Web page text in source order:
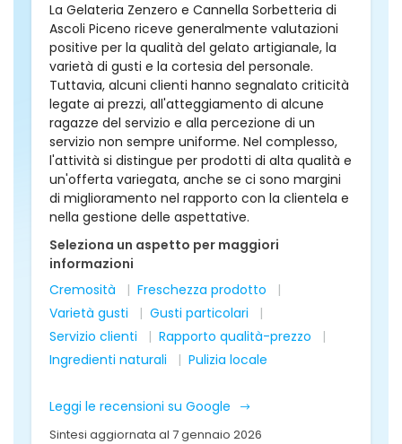
La Gelateria Zenzero e Cannella Sorbetteria di
Ascoli Piceno riceve generalmente valutazioni
positive per la qualità del gelato artigianale, la
varietà di gusti e la cortesia del personale.
Tuttavia, alcuni clienti hanno segnalato criticità
legate ai prezzi, all'atteggiamento di alcune
ragazze del servizio e alla percezione di un
servizio non sempre uniforme. Nel complesso,
l'attività si distingue per prodotti di alta qualità e
un'offerta variegata, anche se ci sono margini
di miglioramento nel rapporto con la clientela e
nella gestione delle aspettative.
Seleziona un aspetto per maggiori
informazioni
Cremosità
Freschezza prodotto
Varietà gusti
Gusti particolari
Servizio clienti
Rapporto qualità-prezzo
Ingredienti naturali
Pulizia locale
Leggi le recensioni su Google
Sintesi aggiornata al 7 gennaio 2026